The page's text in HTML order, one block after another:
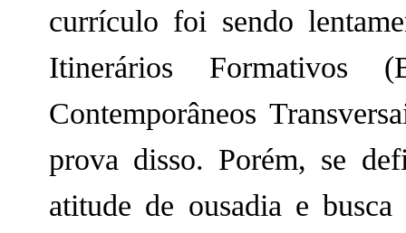
currículo foi sendo
Itinerários Formativos
Contemporâneos
prova disso. Porém, se
atitude de ousadia e